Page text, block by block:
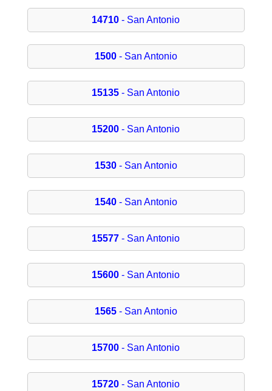
14710 - San Antonio
1500- San Antonio
15135 - San Antonio
15200 - San Antonio
1530- San Antonio
1540- San Antonio
15577 - San Antonio
15600 - San Antonio
1565- San Antonio
15700 - San Antonio
15720 - San Antonio